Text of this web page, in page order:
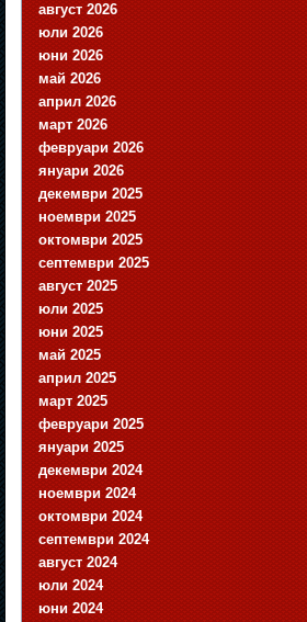
август 2026
юли 2026
юни 2026
май 2026
април 2026
март 2026
февруари 2026
януари 2026
декември 2025
ноември 2025
октомври 2025
септември 2025
август 2025
юли 2025
юни 2025
май 2025
април 2025
март 2025
февруари 2025
януари 2025
декември 2024
ноември 2024
октомври 2024
септември 2024
август 2024
юли 2024
юни 2024